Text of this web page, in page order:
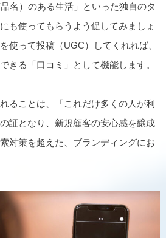
名）のある生活」といった独自のタ
も使ってもらうよう促してみましょ
使って投稿（UGC）してくれれば、
きる「口コミ」として機能します。
ることは、「これだけ多くの人が利
証となり、新規顧客の安心感を醸成
対策を超えた、ブランディングにお